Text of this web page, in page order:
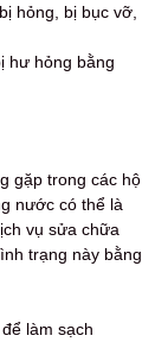
hỏng, bị bục vỡ,
hư hỏng bằng
gặp trong các hộ
nước có thể là
vụ sửa chữa
trạng này bằng
làm sạch